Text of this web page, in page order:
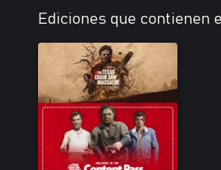
Ediciones que contienen